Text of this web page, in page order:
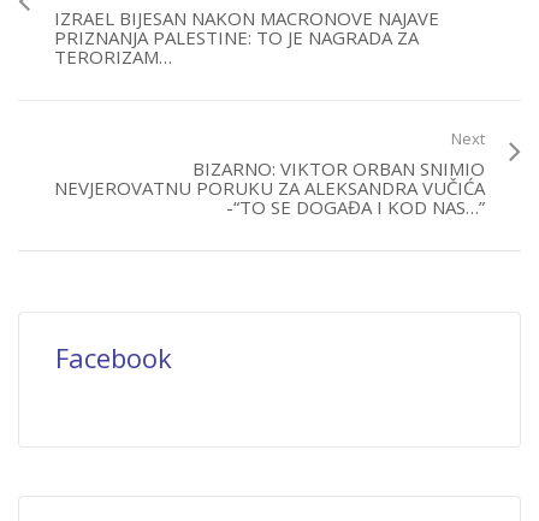
IZRAEL BIJESAN NAKON MACRONOVE NAJAVE
PRIZNANJA PALESTINE: TO JE NAGRADA ZA
TERORIZAM…
Next
BIZARNO: VIKTOR ORBAN SNIMIO
NEVJEROVATNU PORUKU ZA ALEKSANDRA VUČIĆA
-“TO SE DOGAĐA I KOD NAS…”
Facebook